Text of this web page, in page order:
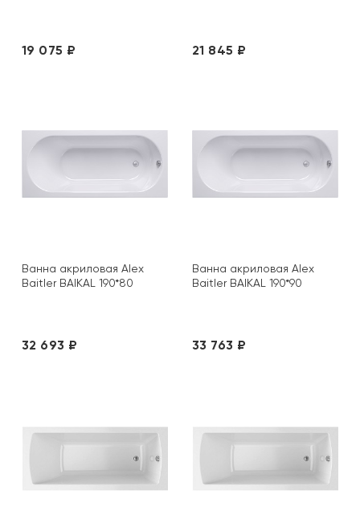
19 075 ₽ 21 845 ₽
Ванна акриловая Alex
Baitler BAIKAL 190*80
32 693 ₽
Ванна акриловая Alex
Baitler BAIKAL 190*90
33 763 ₽